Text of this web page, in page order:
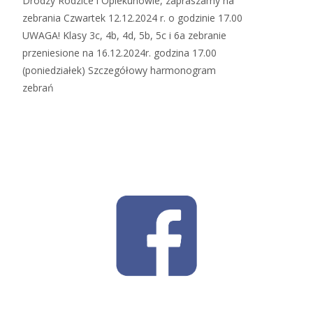
zebrania Czwartek 12.12.2024 r. o godzinie 17.00
UWAGA! Klasy 3c, 4b, 4d, 5b, 5c i 6a zebranie
przeniesione na 16.12.2024r. godzina 17.00
(poniedziałek) Szczegółowy harmonogram
zebrań